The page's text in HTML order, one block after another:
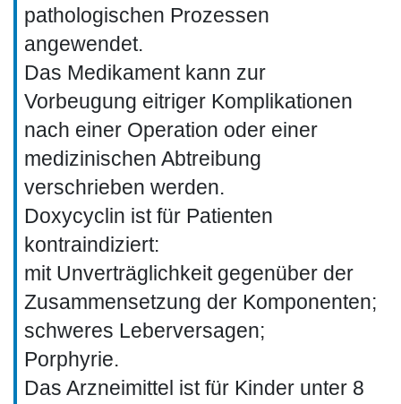
pathologischen Prozessen
angewendet.
Das Medikament kann zur
Vorbeugung eitriger Komplikationen
nach einer Operation oder einer
medizinischen Abtreibung
verschrieben werden.
Doxycyclin ist für Patienten
kontraindiziert:
mit Unverträglichkeit gegenüber der
Zusammensetzung der Komponenten;
schweres Leberversagen;
Porphyrie.
Das Arzneimittel ist für Kinder unter 8